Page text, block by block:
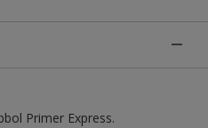
Primer Express.